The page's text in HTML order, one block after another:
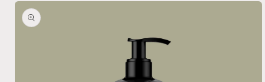
إلى
معلومات
المنتج